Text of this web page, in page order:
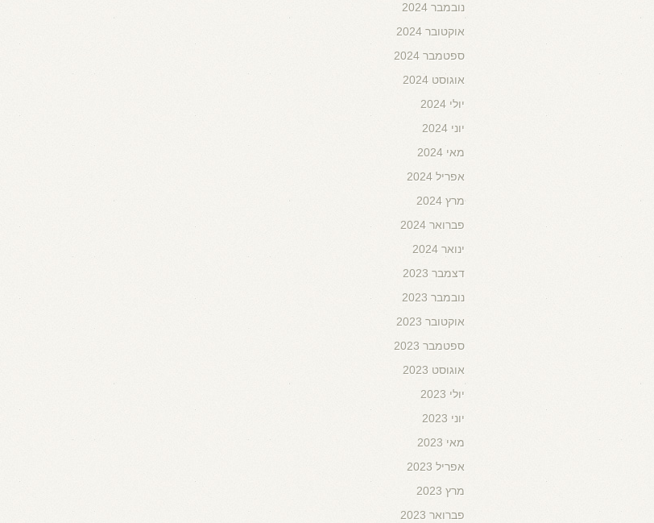
נובמבר 2024
אוקטובר 2024
ספטמבר 2024
אוגוסט 2024
יולי 2024
יוני 2024
מאי 2024
אפריל 2024
מרץ 2024
פברואר 2024
ינואר 2024
דצמבר 2023
נובמבר 2023
אוקטובר 2023
ספטמבר 2023
אוגוסט 2023
יולי 2023
יוני 2023
מאי 2023
אפריל 2023
מרץ 2023
פברואר 2023